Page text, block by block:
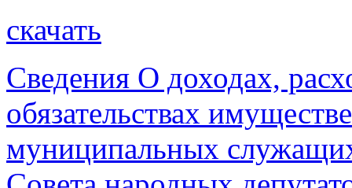
скачать
Сведения О доходах,
обязательствах
муниципальных